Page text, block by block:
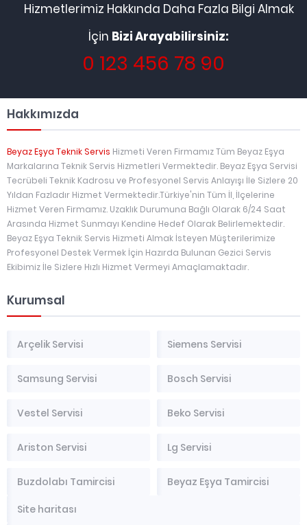
Hizmetlerimiz Hakkında Daha Fazla Bilgi Almak
İçin Bizi Arayabilirsiniz:
0 123 456 78 90
Hakkımızda
Beyaz Eşya Teknik Servis Hizmeti Veren Firmamız Tüm Beyaz Eşya
Markalarına Teknik Servis Hizmetleri Vermektedir. Beyaz Eşya Servisi
Tecrübeli Teknik Kadrosu ve Profesyonel Servis Anlayışı İle Sizlere 20
Yıldan Fazladır Hizmet Vermektedir.Türkiye'nin Tüm İl, İlçelerine
Hizmet Veren Firmamız. Uzaklık Durumuna Bağlı Olarak 6/24 Saat
Arasında Hizmet Sunmayı Kendine Hedef Olarak Belirlemektedir.
Beyaz Eşya Teknik Servis Hizmeti Almak İsteyen Müşterilerimize
Profesyonel Destek Vermek İçin Hazırda Bulunan Gezici Servis
Ekibimiz İle Sizlere Hızlı Hizmet Vermeyi Amaçlamaktadır.
Kurumsal
Arçelik Servisi Siemens Servisi
Samsung Servisi Bosch Servisi
Vestel Servisi Beko Servisi
Ariston Servisi Lg Servisi
Buzdolabı Tamircisi
Beyaz Eşya Tamircisi
Site haritası